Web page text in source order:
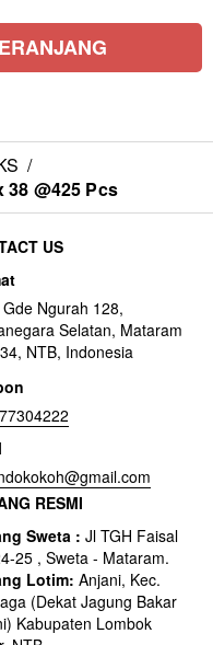
/
38 @425 Pcs
US
Ngurah 128,
Selatan, Mataram
NTB, Indonesia
RESMI